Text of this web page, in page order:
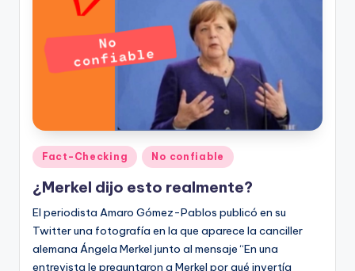
F
a
c
t
-
C
Publicado
en
Fact-Checking No confiable
¿Merkel dijo esto realmente?
El periodista Amaro Gómez-Pablos publicó en su
Twitter una fotografía en la que aparece la canciller
alemana Ángela Merkel junto al mensaje “En una
entrevista le preguntaron a Merkel por qué invertía